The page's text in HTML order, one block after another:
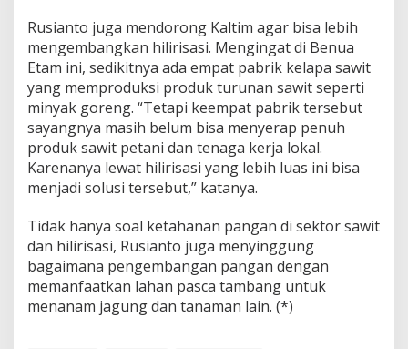
Rusianto juga mendorong Kaltim agar bisa lebih
mengembangkan hilirisasi. Mengingat di Benua
Etam ini, sedikitnya ada empat pabrik kelapa sawit
yang memproduksi produk turunan sawit seperti
minyak goreng. “Tetapi keempat pabrik tersebut
sayangnya masih belum bisa menyerap penuh
produk sawit petani dan tenaga kerja lokal.
Karenanya lewat hilirisasi yang lebih luas ini bisa
menjadi solusi tersebut,” katanya.
Tidak hanya soal ketahanan pangan di sektor sawit
dan hilirisasi, Rusianto juga menyinggung
bagaimana pengembangan pangan dengan
memanfaatkan lahan pasca tambang untuk
menanam jagung dan tanaman lain. (*)